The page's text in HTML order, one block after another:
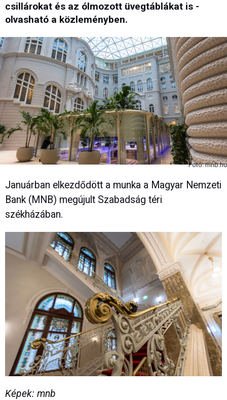
csillárokat és az ólmozott üvegtáblákat is -
olvasható a közleményben.
Fotó: mnb.hu
Januárban elkezdődött a munka a Magyar Nemzeti
Bank (MNB) megújult Szabadság téri
székházában.
Képek: mnb